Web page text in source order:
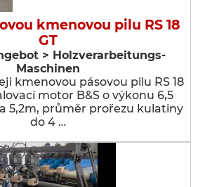
kmenovou pilu RS 18
GT
> Holzverarbeitungs-
Maschinen
kmenovou pásovou pilu RS 18
motor B&S o výkonu 6,5
5,2m, průměr prořezu kulatiny
do 4 …